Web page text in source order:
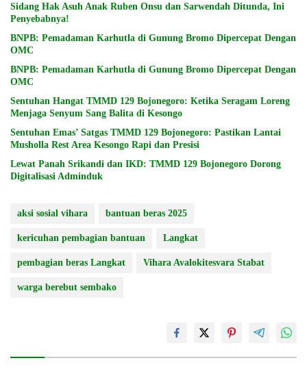
Sidang Hak Asuh Anak Ruben Onsu dan Sarwendah Ditunda, Ini
Penyebabnya!
BNPB: Pemadaman Karhutla di Gunung Bromo Dipercepat Dengan
OMC
BNPB: Pemadaman Karhutla di Gunung Bromo Dipercepat Dengan
OMC
Sentuhan Hangat TMMD 129 Bojonegoro: Ketika Seragam Loreng
Menjaga Senyum Sang Balita di Kesongo
Sentuhan Emas’ Satgas TMMD 129 Bojonegoro: Pastikan Lantai
Musholla Rest Area Kesongo Rapi dan Presisi
Lewat Panah Srikandi dan IKD: TMMD 129 Bojonegoro Dorong
Digitalisasi Adminduk
aksi sosial vihara bantuan beras 2025
kericuhan pembagian bantuan Langkat
pembagian beras Langkat Vihara Avalokitesvara Stabat
warga berebut sembako